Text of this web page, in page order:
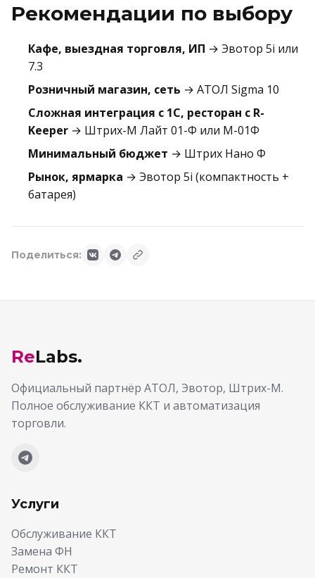
Рекомендации по выбору
Кафе, выездная торговля, ИП → Эвотор 5i или
7.3
Розничный магазин, сеть → АТОЛ Sigma 10
Сложная интеграция с 1С, ресторан с R-
Keeper → Штрих-М Лайт 01-Ф или М-01Ф
Минимальный бюджет → Штрих Нано Ф
Рынок, ярмарка → Эвотор 5i (компактность +
батарея)
Поделиться:
ReLabs.
Официальный партнёр АТОЛ, Эвотор, Штрих-М.
Полное обслуживание ККТ и автоматизация
торговли.
Услуги
Обслуживание ККТ
Замена ФН
Ремонт ККТ